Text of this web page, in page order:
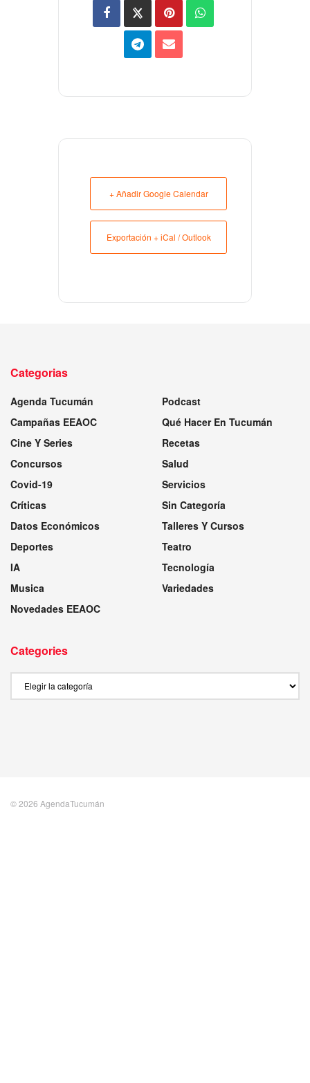
+ Añadir Google Calendar
Exportación + iCal / Outlook
Categorias
Agenda Tucumán
Campañas EEAOC
Cine Y Series
Concursos
Covid-19
Críticas
Datos Económicos
Deportes
IA
Musica
Novedades EEAOC
Podcast
Qué Hacer En Tucumán
Recetas
Salud
Servicios
Sin Categoría
Talleres Y Cursos
Teatro
Tecnología
Variedades
Categories
© 2026 AgendaTucumán